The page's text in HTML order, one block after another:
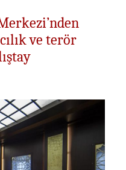
ve terör